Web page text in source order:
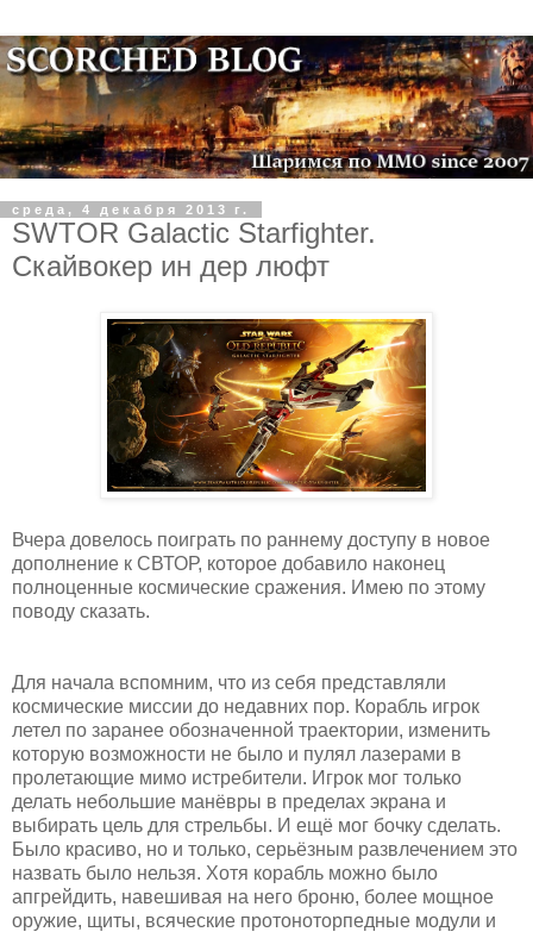
среда, 4 декабря 2013 г.
SWTOR Galactic Starfighter.
Скайвокер ин дер люфт
Вчера довелось поиграть по раннему доступу в новое
дополнение к СВТОР, которое добавило наконец
полноценные космические сражения. Имею по этому
поводу сказать.
Для начала вспомним, что из себя представляли
космические миссии до недавних пор. Корабль игрок
летел по заранее обозначенной траектории, изменить
которую возможности не было и пулял лазерами в
пролетающие мимо истребители. Игрок мог только
делать небольшие манёвры в пределах экрана и
выбирать цель для стрельбы. И ещё мог бочку сделать.
Было красиво, но и только, серьёзным развлечением это
назвать было нельзя. Хотя корабль можно было
апгрейдить, навешивая на него броню, более мощное
оружие, щиты, всяческие протоноторпедные модули и